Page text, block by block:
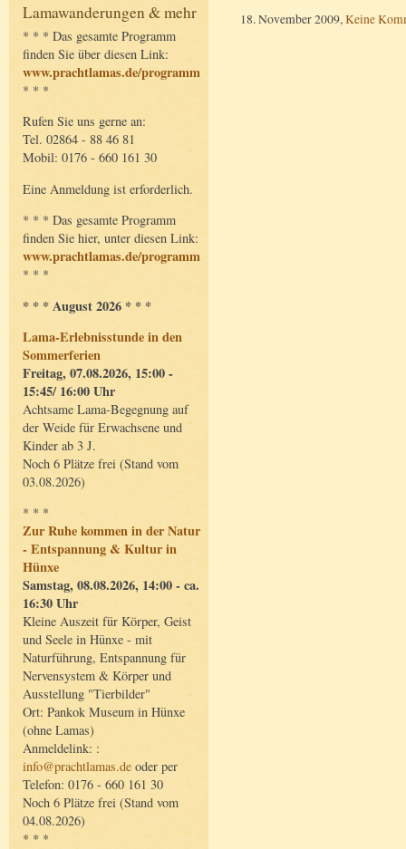
Lamawanderungen & mehr
* * * Das gesamte Programm
finden Sie über diesen Link:
www.prachtlamas.de/programm
* * *
Rufen Sie uns gerne an:
Tel. 02864 - 88 46 81
Mobil: 0176 - 660 161 30
Eine Anmeldung ist erforderlich.
* * * Das gesamte Programm
finden Sie hier, unter diesen Link:
www.prachtlamas.de/programm
* * *
* * * August 2026 * * *
Lama-Erlebnisstunde in den
Sommerferien
Freitag, 07.08.2026, 15:00 -
15:45/ 16:00 Uhr
Achtsame Lama-Begegnung auf
der Weide für Erwachsene und
Kinder ab 3 J.
Noch 6 Plätze frei (Stand vom
03.08.2026)
* * *
Zur Ruhe kommen in der Natur
- Entspannung & Kultur in
Hünxe
Samstag, 08.08.2026, 14:00 - ca.
16:30 Uhr
Kleine Auszeit für Körper, Geist
und Seele in Hünxe - mit
Naturführung, Entspannung für
Nervensystem & Körper und
Ausstellung "Tierbilder"
Ort: Pankok Museum in Hünxe
(ohne Lamas)
Anmeldelink: :
info@prachtlamas.de oder per
Telefon: 0176 - 660 161 30
Noch 6 Plätze frei (Stand vom
04.08.2026)
* * *
18. November 2009,Keine